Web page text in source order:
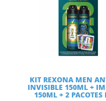
KIT REXONA MEN
INVISIBLE 150ML +
150ML + 2 PACOTES